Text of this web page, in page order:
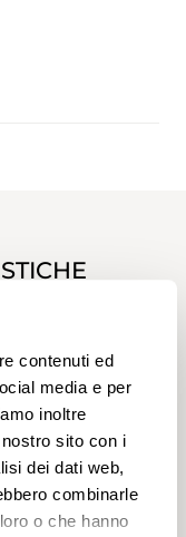
contenuti ed
media e per
inoltre
sito con i
dei dati web,
combinarle
o che hanno